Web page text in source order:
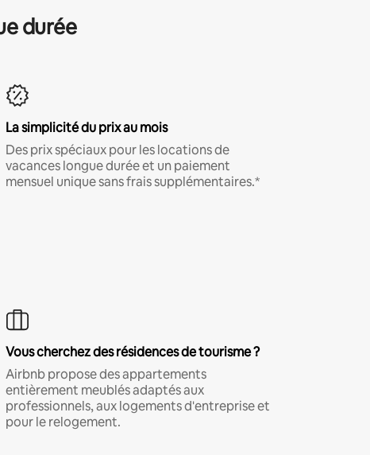
durée
La simplicité du prix au mois
Des prix spéciaux pour les locations de
vacances longue durée et un paiement
mensuel unique sans frais supplémentaires.*
Vous cherchez des résidences de tourisme ?
Airbnb propose des appartements
entièrement meublés adaptés aux
professionnels, aux logements d'entreprise et
pour le relogement.